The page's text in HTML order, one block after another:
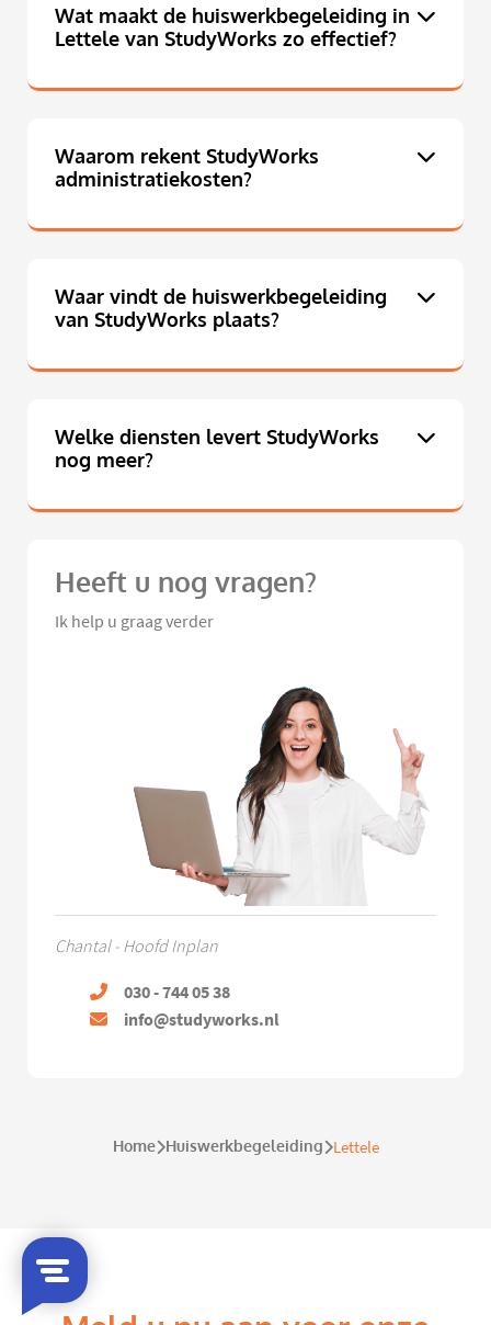
Wat maakt de huiswerkbegeleiding in
Lettele van StudyWorks zo effectief?
Waarom rekent StudyWorks
administratiekosten?
Waar vindt de huiswerkbegeleiding
van StudyWorks plaats?
Welke diensten levert StudyWorks
nog meer?
Heeft u nog vragen?
Ik help u graag verder
Chantal - Hoofd Inplan
030 - 744 05 38
info@studyworks.nl
Home Huiswerkbegeleiding Lettele